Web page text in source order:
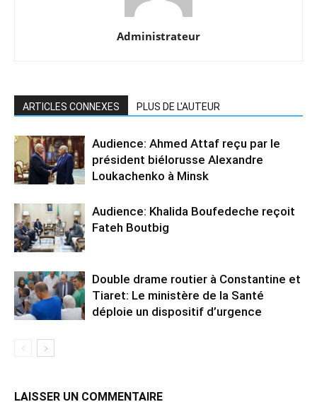
Administrateur
ARTICLES CONNEXES PLUS DE L'AUTEUR
Audience: Ahmed Attaf reçu par le
président biélorusse Alexandre
Loukachenko à Minsk
Audience: Khalida Boufedeche reçoit
Fateh Boutbig
Double drame routier à Constantine et
Tiaret: Le ministère de la Santé
déploie un dispositif d’urgence
LAISSER UN COMMENTAIRE